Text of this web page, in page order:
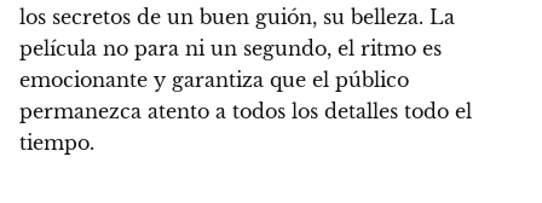
los secretos de un buen guión, su belleza. La
película no para ni un segundo, el ritmo es
emocionante y garantiza que el público
permanezca atento a todos los detalles todo el
tiempo.